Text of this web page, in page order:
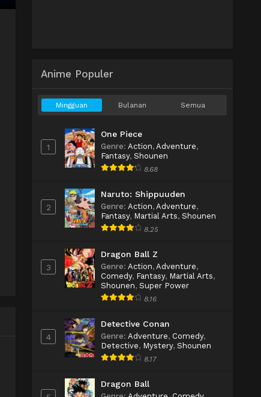
Anime Populer
Mingguan Bulanan Semua
1
One Piece
Genre: Action, Adventure,
Fantasy, Shounen
8.68
2
Naruto: Shippuuden
Genre: Action, Adventure,
Fantasy, Martial Arts, Shounen
8.25
3
Dragon Ball Z
Genre: Action, Adventure,
Comedy, Fantasy, Martial Arts,
Shounen, Super Power
8.16
4
Detective Conan
Genre: Adventure, Comedy,
Detective, Mystery, Shounen
8.17
Dragon Ball